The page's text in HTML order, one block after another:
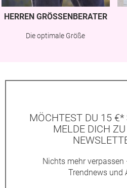
HERREN GRÖSSENBERATER
Die optimale Größe
MÖCHTEST DU 15 €*
MELDE DICH
Nichts mehr
Trendnews und